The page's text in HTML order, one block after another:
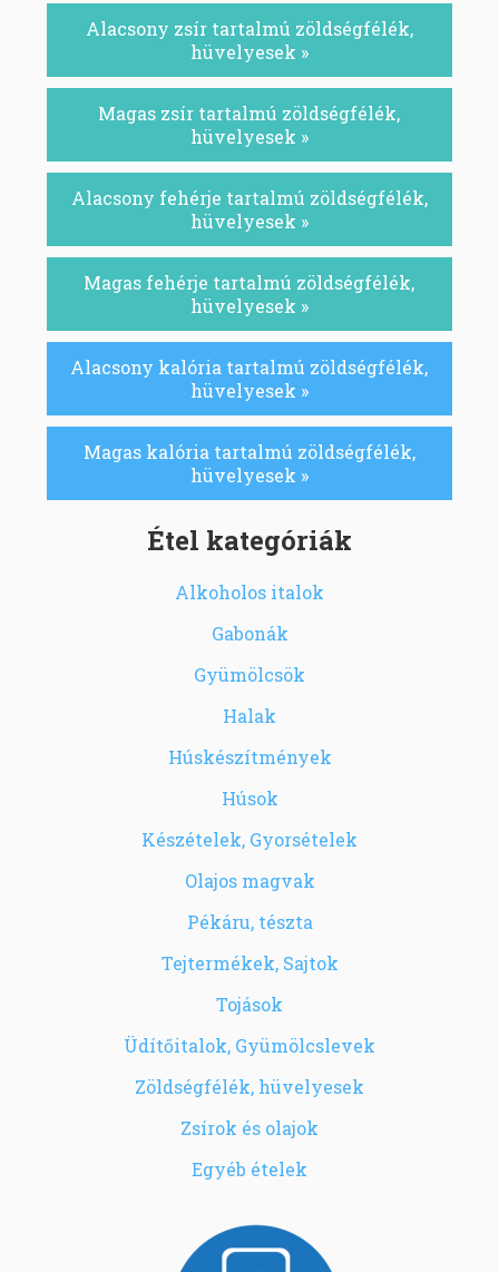
Alacsony zsír tartalmú zöldségfélék,
hüvelyesek »
Magas zsír tartalmú zöldségfélék,
hüvelyesek »
Alacsony fehérje tartalmú zöldségfélék,
hüvelyesek »
Magas fehérje tartalmú zöldségfélék,
hüvelyesek »
Alacsony kalória tartalmú zöldségfélék,
hüvelyesek »
Magas kalória tartalmú zöldségfélék,
hüvelyesek »
Étel kategóriák
Alkoholos italok
Gabonák
Gyümölcsök
Halak
Húskészítmények
Húsok
Készételek, Gyorsételek
Olajos magvak
Pékáru, tészta
Tejtermékek, Sajtok
Tojások
Üdítőitalok, Gyümölcslevek
Zöldségfélék, hüvelyesek
Zsírok és olajok
Egyéb ételek